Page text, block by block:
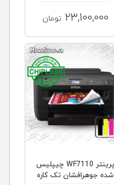
23,100,000 تومان
پرینتر WF7110 چیپلیس
شده جوهرافشان تک کاره